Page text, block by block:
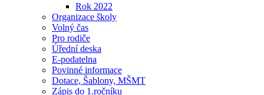
Rok 2022
Organizace školy
Volný čas
Pro rodiče
Úřední deska
E-podatelna
Povinné informace
Dotace, Šablony, MŠMT
Zápis do 1.ročníku